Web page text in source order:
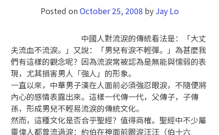
Posted onOctober 25, 2008 by Jay Lo
中國人對流淚的傳統看法是：「大丈
夫流血不流淚。」又說：「男兒有淚不輕彈。」為甚麼我
們有這樣的觀念呢？因為流淚常被認為是無能與懦弱的表
現，尤其損害男人「強人」的形象。
一直以來，中華男子漢在人面前必須強忍眼淚，不隨便將
內心的感情表露出來。這樣一代傳一代，父傳子，子傳
孫，形成男兒不輕易流淚的傳統文化。
然而，這種文化是否合乎聖經？值得商榷。聖經中不少屬
靈偉人都曾流過淚：約伯在神面前眼淚汪汪（伯十六